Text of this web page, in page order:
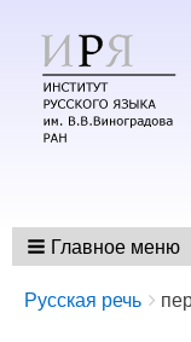
Главное меню
Breadcrumbs
You
Русская речь